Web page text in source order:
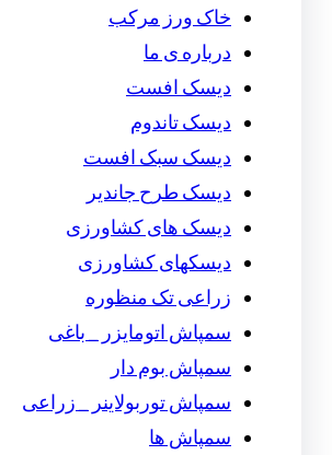
خاک ورز مرکب
درباره ی ما
دیسک افست
دیسک تاندوم
دیسک سبک افست
دیسک طرح جاندیر
دیسک های کشاورزی
دیسکهای کشاورزی
زراعی تک منظوره
سمپاش اتومایزر _ باغی
سمپاش بوم دار
سمپاش توربولاینر _ زراعی
سمپاش ها